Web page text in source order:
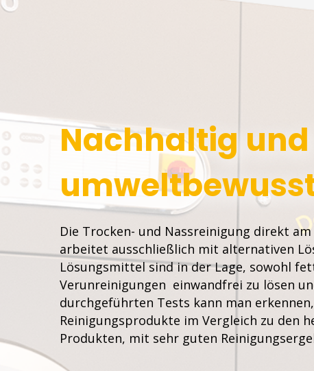
Nachhaltig und
Die Trocken- und Nassreinigung direkt
arbeitet ausschließlich mit alternativen
Lösungsmittel sind in der Lage, sowohl
Verunreinigungen einwandfrei zu lösen
durchgeführten Tests kann man
Reinigungsprodukte im Vergleich zu den
Produkten, mit sehr guten